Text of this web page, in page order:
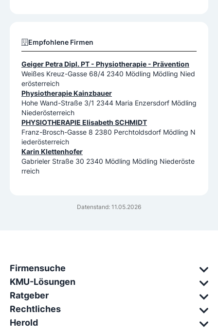
Datenstand: 11.05.2026
Empfohlene Firmen
Geiger Petra Dipl. PT - Physiotherapie - Prävention
Weißes Kreuz-Gasse 68/4 2340 Mödling Mödling Nied
erösterreich
Physiotherapie Kainzbauer
Hohe Wand-Straße 3/1 2344 Maria Enzersdorf Mödling
Niederösterreich
PHYSIOTHERAPIE Elisabeth SCHMIDT
Franz-Brosch-Gasse 8 2380 Perchtoldsdorf Mödling N
iederösterreich
Karin Klettenhofer
Gabrieler Straße 30 2340 Mödling Mödling Niederöste
rreich
Firmensuche
KMU-Lösungen
Ratgeber
Rechtliches
Herold